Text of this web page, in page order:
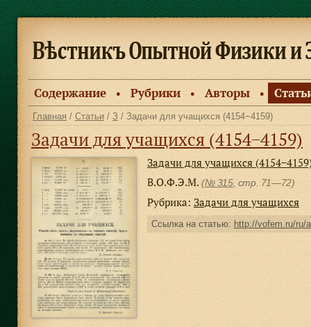
Содержание ● Рубрики ● Авторы ●
Главная / Статьи / З / Задачи для учащихся (4154−4159)
Задачи для учащихся (4154−4159)
Задачи для учащихся
В.О.Ф.Э.М. (№ 315, стр. 71—72)
Рубрика: Задачи для учащихся
Ссылка на статью: http://vofem.ru/ru/